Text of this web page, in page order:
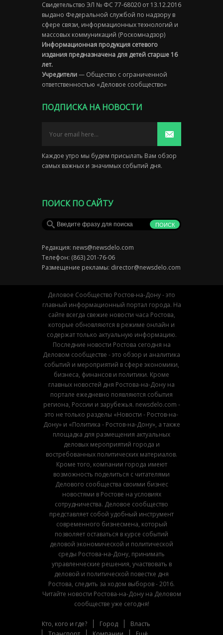
Свидетельство ЭЛ № ФС 77-68020 от 13.12.2016
выдано Федеральной службой по надзору в
сфере связи, информационных технологий и
массовых коммуникаций (Роскомнадзор)
Информационная продукция сетевого
издания предназначена для детей старше 16
лет.
Учредители— Общество с ограниченной
ответственностью «Деловое сообщество»
ПОДПИСКА НА НОВОСТИ
Каждое утро мы будем присылать Вам обзор
самых важных и значимых событий дня.
ПОИСК ПО САЙТУ
Редакция: news@newsdelo.com
Телефон: (863) 201-76-06
Размещение рекламы: director@newsdelo.com
Деловое Сообщество Ростов-на-Дону - это
главный информационный портал города. На
сайте всегда свежие новости часа Ростова,
которые обновляются в режиме онлайн и
содержат только актуальную информацию.
Последние новости Ростова сегодня на
Деловом сообществе - это обзор и аналитика
событий и мероприятий в сфере экономики,
бизнеса, финансов и политики. Кроме
главных новостей дня Ростова-на-Дону на
портале ежедневно появляются события
региона, России и зарубежья. newsdelo.com -
это не только разделы «Новости - Ростов-на-
Дону» и «Политика - Ростов-на-Дону», а также
площадка для размещения актуальных
деловых мероприятий города и
востребованных политических материалов.
Кроме того, компании города имеют
возможность поделиться с читателями
Делового сообщества своими бизнес
новостями в Ростове на условиях
сотрудничества. Деловое сообщество
представляет собой удобный инструмент
современного бизнесмена, который
позволяет оставаться в курсе событий
деловой экономической и политической
среды Ростова-на-Дону, принимать
управленческие решения, участвовать в
деловой и политической повестке дня
Ростова, следить за ходом выборов - 2016.
Читайте новости Ростова-на-Дону на Деловом
сообществе уже сегодня!
Кто, кого и где? Город
Власть